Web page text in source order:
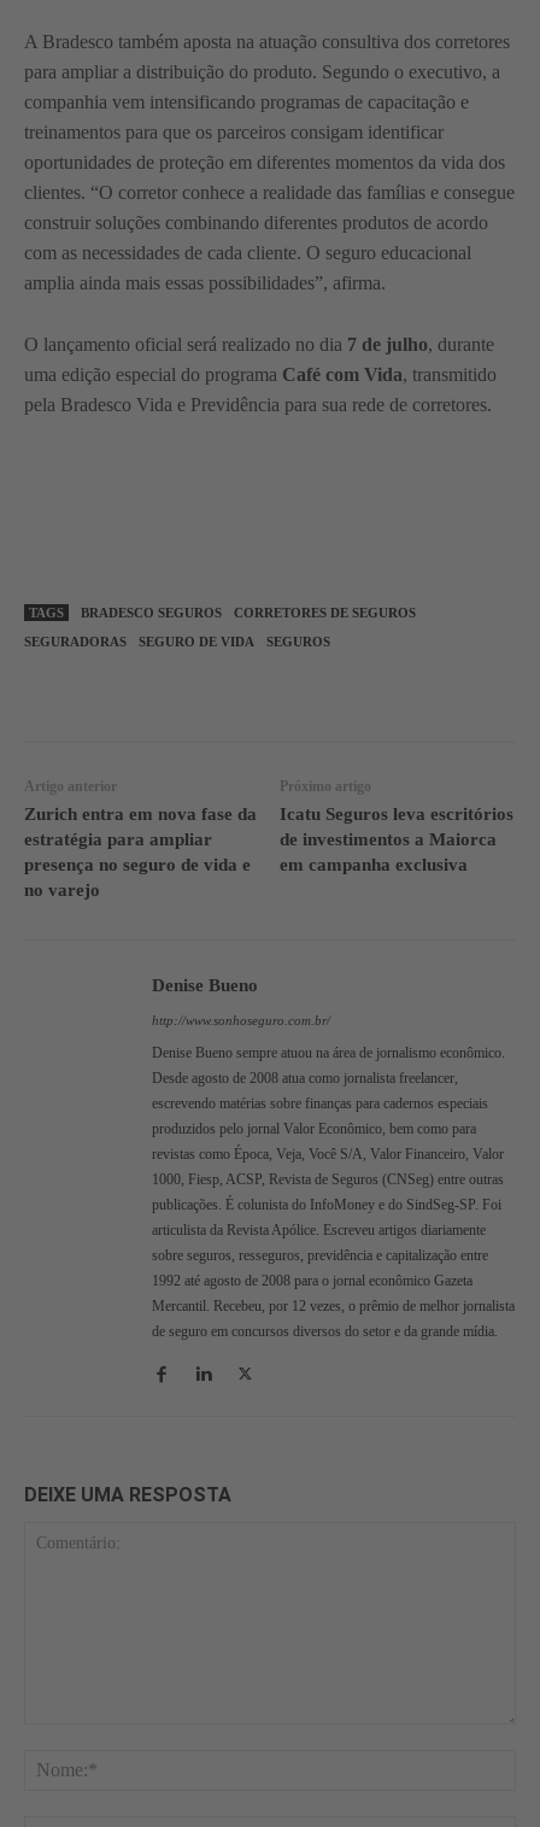
A Bradesco também aposta na atuação consultiva dos corretores
para ampliar a distribuição do produto. Segundo o executivo, a
companhia vem intensificando programas de capacitação e
treinamentos para que os parceiros consigam identificar
oportunidades de proteção em diferentes momentos da vida dos
clientes. “O corretor conhece a realidade das famílias e consegue
construir soluções combinando diferentes produtos de acordo
com as necessidades de cada cliente. O seguro educacional
amplia ainda mais essas possibilidades”, afirma.
O lançamento oficial será realizado no dia 7 de julho, durante
uma edição especial do programa Café com Vida, transmitido
pela Bradesco Vida e Previdência para sua rede de corretores.
TAGS BRADESCO SEGUROS
CORRETORES DE SEGUROS
SEGURADORAS
SEGURO DE VIDA SEGUROS
Artigo anterior
Zurich entra em nova fase da
estratégia para ampliar
presença no seguro de vida e
no varejo
Próximo artigo
Icatu Seguros leva escritórios
de investimentos a Maiorca
em campanha exclusiva
Denise Bueno
http://www.sonhoseguro.com.br/
Denise Bueno sempre atuou na área de jornalismo econômico.
Desde agosto de 2008 atua como jornalista freelancer,
escrevendo matérias sobre finanças para cadernos especiais
produzidos pelo jornal Valor Econômico, bem como para
revistas como Época, Veja, Você S/A, Valor Financeiro, Valor
1000, Fiesp, ACSP, Revista de Seguros (CNSeg) entre outras
publicações. É colunista do InfoMoney e do SindSeg-SP. Foi
articulista da Revista Apólice. Escreveu artigos diariamente
sobre seguros, resseguros, previdência e capitalização entre
1992 até agosto de 2008 para o jornal econômico Gazeta
Mercantil. Recebeu, por 12 vezes, o prêmio de melhor jornalista
de seguro em concursos diversos do setor e da grande mídia.
DEIXE UMA RESPOSTA